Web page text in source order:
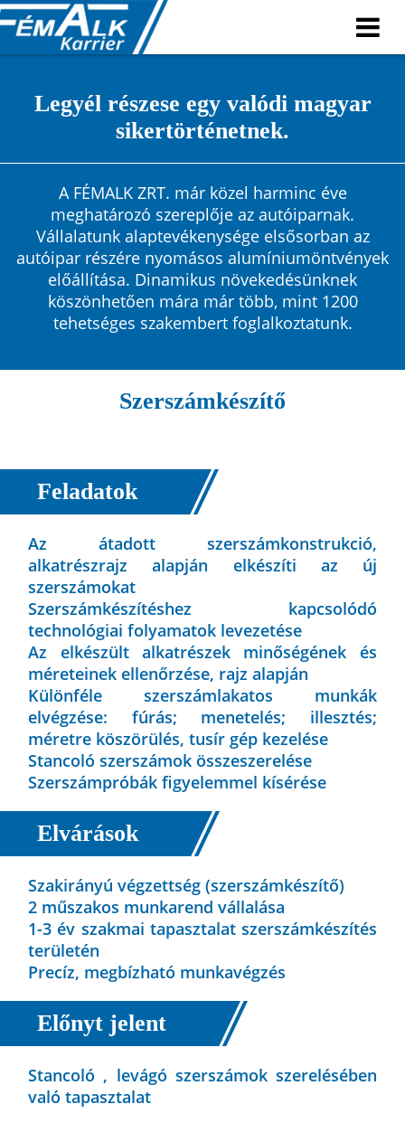
Legyél részese egy valódi magyar
sikertörténetnek.
A FÉMALK ZRT. már közel harminc éve
meghatározó szereplője az autóiparnak.
Vállalatunk alaptevékenysége elsősorban az
autóipar részére nyomásos alumíniumöntvények
előállítása. Dinamikus növekedésünknek
köszönhetően mára már több, mint 1200
tehetséges szakembert foglalkoztatunk.
Szerszámkészítő
Feladatok
Az átadott szerszámkonstrukció,
alkatrészrajz alapján elkészíti az új
szerszámokat
Szerszámkészítéshez kapcsolódó
technológiai folyamatok levezetése
Az elkészült alkatrészek minőségének és
méreteinek ellenőrzése, rajz alapján
Különféle szerszámlakatos munkák
elvégzése: fúrás; menetelés; illesztés;
méretre köszörülés, tusír gép kezelése
Stancoló szerszámok összeszerelése
Szerszámpróbák figyelemmel kísérése
Elvárások
Szakirányú végzettség (szerszámkészítő)
2 műszakos munkarend vállalása
1-3 év szakmai tapasztalat szerszámkészítés
területén
Precíz, megbízható munkavégzés
Előnyt jelent
Stancoló , levágó szerszámok szerelésében
való tapasztalat